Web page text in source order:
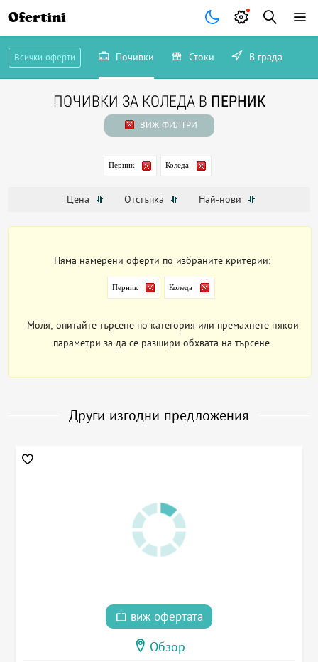
Ofertini
Всички оферти Почивки Стоки В града
ПОЧИВКИ ЗА КОЛЕДА В ПЕРНИК
ВИЖ ФИЛТРИ
Перник Коледа
Цена Отстъпка Най-нови
Няма намерени оферти по избраните критерии:
Перник Коледа
Моля, опитайте търсене по категория или премахнете някои
параметри за да се разшири обхвата на търсене.
Други изгодни предложения
виж офертата
Обзор